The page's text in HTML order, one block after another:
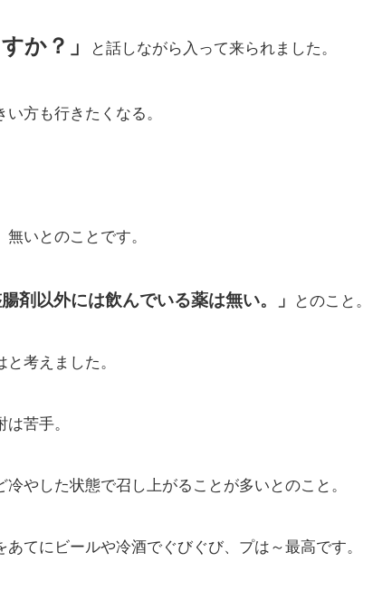
か？」 と話しながら入って来られました。
方も行きたくなる。
いとのことです。
剤以外には飲んでいる薬は無い。」 とのこと。
考えました。
苦手。
やした状態で召し上がることが多いとのこと。
てにビールや冷酒でぐびぐび、プは～最高です。